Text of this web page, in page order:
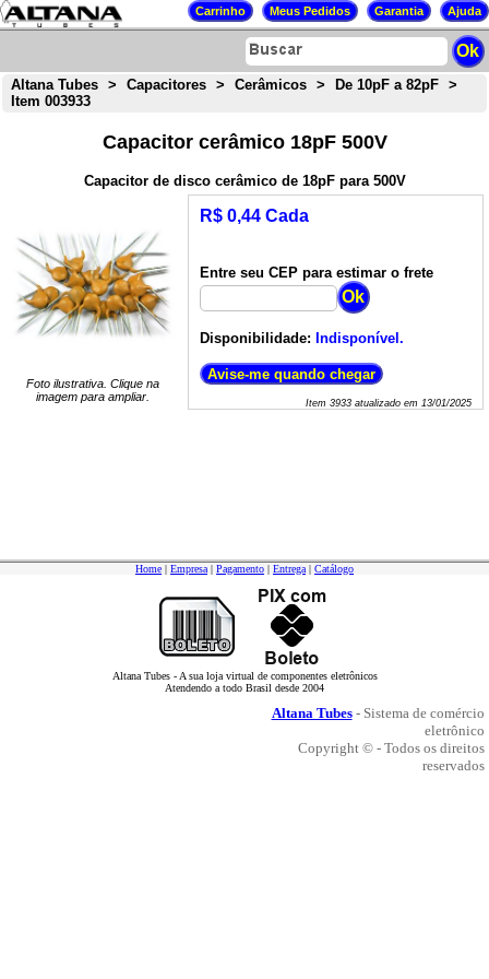
Altana Tubes > Capacitores > Cerâmicos > De 10pF a 82pF
>
Item 003933
Capacitor cerâmico 18pF 500V
Capacitor de disco cerâmico de 18pF para 500V
Foto ilustrativa. Clique na
imagem para ampliar.
R$ 0,44 Cada
Entre seu CEP para estimar o frete
Disponibilidade: Indisponível.
Item 3933atualizado em 13/01/2025
Home | Empresa | Pagamento | Entrega | Catálogo
Altana Tubes - A sua loja virtual de componentes eletrônicos
Atendendo a todo Brasil desde 2004
Altana Tubes- Sistema de comércio
eletrônico
Copyright © - Todos os direitos
reservados